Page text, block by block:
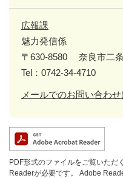
広報課
魅力発信係
〒630-8580
奈良市二
Tel：0742-34-4710
メールでのお問い合わ
PDF形式のファイルをご覧いただ
Readerが必要です。
Adobe